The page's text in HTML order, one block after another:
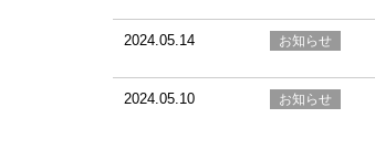
2024.05.14
2024.05.10